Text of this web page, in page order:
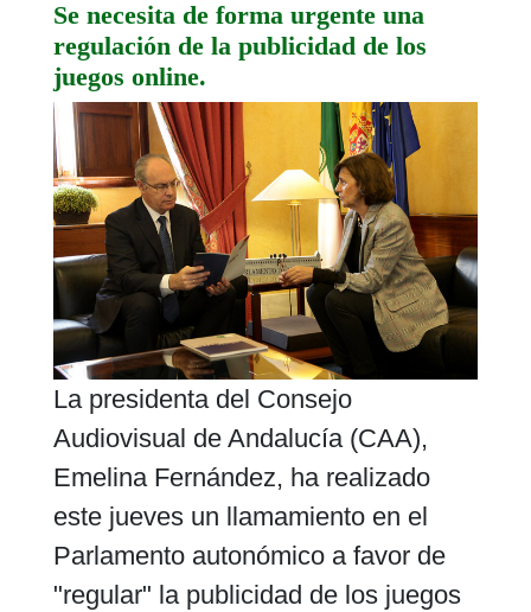
Se necesita de forma urgente una
regulación de la publicidad de los
juegos online.
La presidenta del Consejo
Audiovisual de Andalucía (CAA),
Emelina Fernández, ha realizado
este jueves un llamamiento en el
Parlamento autonómico a favor de
"regular" la publicidad de los juegos